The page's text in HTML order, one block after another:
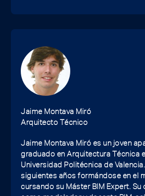
Jaime Montava Miró
Arquitecto Técnico
Jaime Montava Miró es un joven
graduado en Arquitectura Técnica
Universidad Politécnica de
siguientes años formándose en el
cursando su Máster BIM Expert. Su